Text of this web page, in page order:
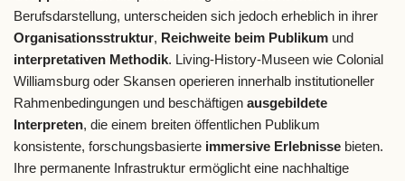
Berufsdarstellung, unterscheiden sich jedoch erheblich in ihrer
Organisationsstruktur, Reichweite beim Publikum und
interpretativen Methodik. Living-History-Museen wie Colonial
Williamsburg oder Skansen operieren innerhalb institutioneller
Rahmenbedingungen und beschäftigen ausgebildete
Interpreten, die einem breiten öffentlichen Publikum
konsistente, forschungsbasierte immersive Erlebnisse bieten.
Ihre permanente Infrastruktur ermöglicht eine nachhaltige